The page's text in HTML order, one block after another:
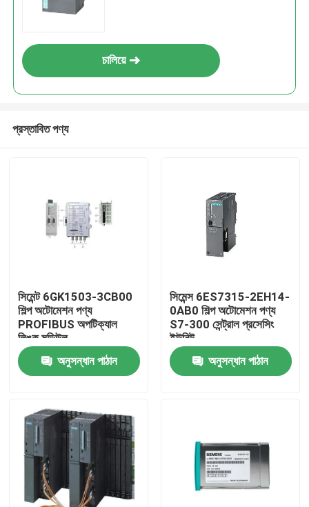
বাড়ি
পণ্য
আমাদের সম্পর্কে
চালিয়ে
প্রস্তাবিত পণ্য
সিমেন্ট 6GK1503-3CB00
শিল্প অটোমেশন পণ্য
PROFIBUS অপটিক্যাল
লিঙ্ক মডিউল
অনুসন্ধান পাঠান
সিমেন্স 6ES7315-2EH14-
0AB0 শিল্প অটোমেশন পণ্য
S7-300 সেন্ট্রাল প্রসেসিং
ইউনিট
অনুসন্ধান পাঠান